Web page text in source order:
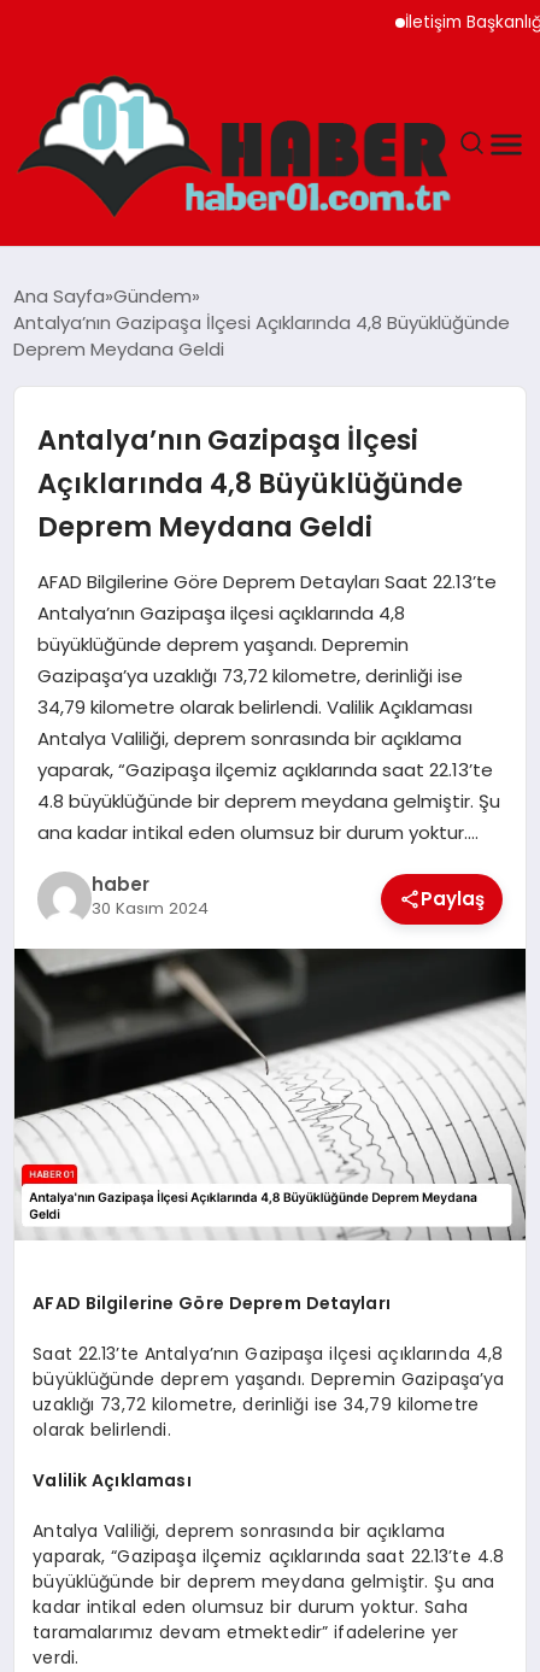
İletişim Başkanlığı
ADANA
MAGAZIN
EĞITIM
TEKNOLOJI
Ana Sayfa Gündem
Antalya’nın Gazipaşa İlçesi Açıklarında 4,8 Büyüklüğünde
Deprem Meydana Geldi
Antalya’nın Gazipaşa İlçesi
Açıklarında 4,8 Büyüklüğünde
Deprem Meydana Geldi
AFAD Bilgilerine Göre Deprem Detayları Saat 22.13’te
Antalya’nın Gazipaşa ilçesi açıklarında 4,8
büyüklüğünde deprem yaşandı. Depremin
Gazipaşa’ya uzaklığı 73,72 kilometre, derinliği ise
34,79 kilometre olarak belirlendi. Valilik Açıklaması
Antalya Valiliği, deprem sonrasında bir açıklama
yaparak, “Gazipaşa ilçemiz açıklarında saat 22.13’te
4.8 büyüklüğünde bir deprem meydana gelmiştir. Şu
ana kadar intikal eden olumsuz bir durum yoktur….
haber
30 Kasım 2024 Paylaş
AFAD Bilgilerine Göre Deprem Detayları
Saat 22.13’te Antalya’nın Gazipaşa ilçesi açıklarında 4,8
büyüklüğünde deprem yaşandı. Depremin Gazipaşa’ya
uzaklığı 73,72 kilometre, derinliği ise 34,79 kilometre
olarak belirlendi.
Valilik Açıklaması
Antalya Valiliği, deprem sonrasında bir açıklama
yaparak, “Gazipaşa ilçemiz açıklarında saat 22.13’te 4.8
büyüklüğünde bir deprem meydana gelmiştir. Şu ana
kadar intikal eden olumsuz bir durum yoktur. Saha
taramalarımız devam etmektedir” ifadelerine yer
verdi.